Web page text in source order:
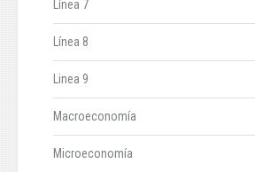
Línea 7
Línea 8
Linea 9
Macroeconomía
Microeconomía